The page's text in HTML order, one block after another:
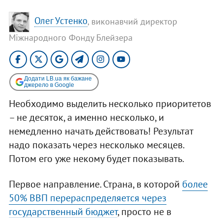
Олег Устенко, виконавчий директор
Міжнародного Фонду Блейзера
Додати LB.ua як бажане
джерело в Google
Необходимо выделить несколько приоритетов
– не десяток, а именно несколько, и
немедленно начать действовать! Результат
надо показать через несколько месяцев.
Потом его уже некому будет показывать.
Первое направление. Страна, в которой более
50% ВВП перераспределяется через
государственный бюджет, просто не в